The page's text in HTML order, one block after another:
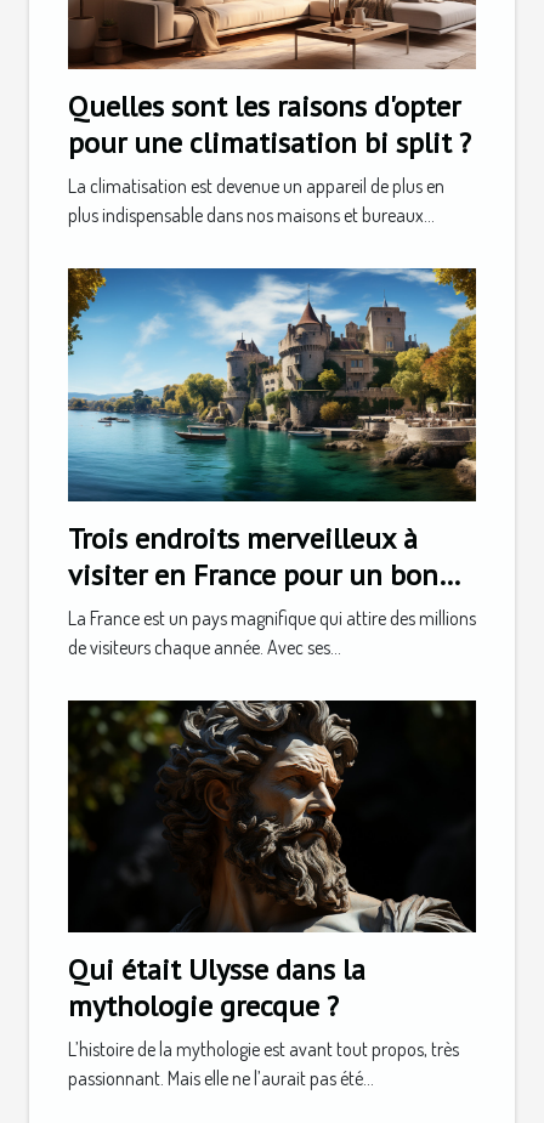
Quelles sont les raisons d'opter
pour une climatisation bi split ?
La climatisation est devenue un appareil de plus en
plus indispensable dans nos maisons et bureaux...
Trois endroits merveilleux à
visiter en France pour un bon
séjour
La France est un pays magnifique qui attire des millions
de visiteurs chaque année. Avec ses...
Qui était Ulysse dans la
mythologie grecque ?
L’histoire de la mythologie est avant tout propos, très
passionnant. Mais elle ne l’aurait pas été...